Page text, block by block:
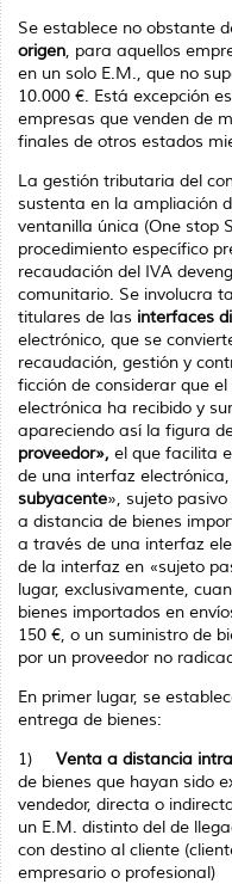
Se establece no obstante
origen, para aquellos
en un solo E.M., que no
10.000 €. Está excepción
empresas que venden de
finales de otros estados
La gestión tributaria del
sustenta en la ampliación
ventanilla única (One stop
procedimiento específico
recaudación del IVA
comunitario. Se involucra
titulares de las interfaces
electrónico, que se
recaudación, gestión y
ficción de considerar que
electrónica ha recibido y
aparecien­do así la figura
proveedor», el que facilita
de una interfaz
subyacente», sujeto
a distancia de bienes
a través de una interfaz
de la interfaz en «sujeto
lugar, exclusivamente,
bienes importados en
150 €, o un suministro de
por un proveedor no
En primer lugar, se
entrega de bienes:
1) Venta a distancia
de bienes que hayan sido
vendedor, directa o
un E.M. distinto del de
con destino al cliente
empresario o profesional)